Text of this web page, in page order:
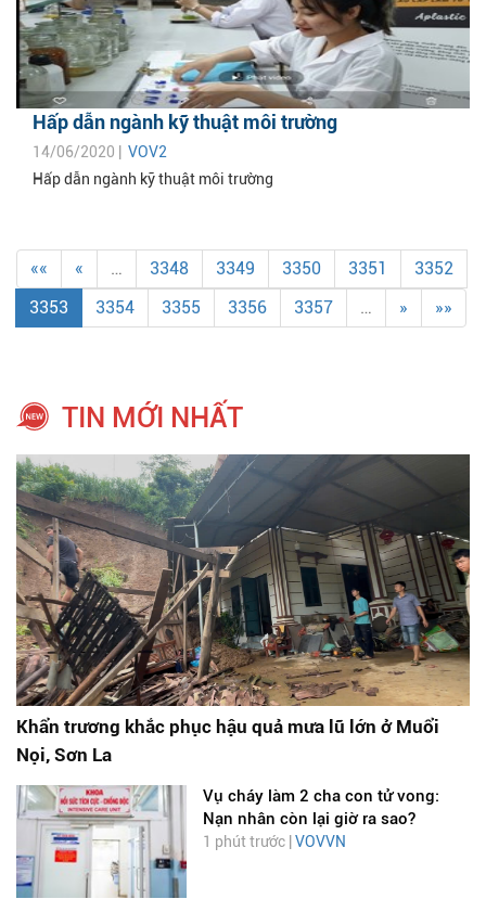
Hấp dẫn ngành kỹ thuật môi trường
14/06/2020 | VOV2
Hấp dẫn ngành kỹ thuật môi trường
«« « … 3348 3349 3350 3351
3352
3353
3354 3355 3356 3357 … » »»
TIN MỚI NHẤT
Khẩn trương khắc phục hậu quả mưa lũ lớn ở Muổi
Nọi, Sơn La
Vụ cháy làm 2 cha con tử vong:
Nạn nhân còn lại giờ ra sao?
1 phút trước | VOVVN